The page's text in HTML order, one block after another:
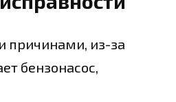
причинами, из-за
бензонасос,